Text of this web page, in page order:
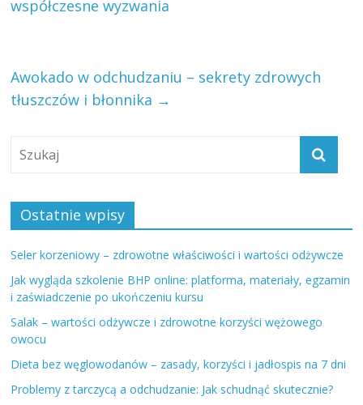
współczesne wyzwania
Awokado w odchudzaniu – sekrety zdrowych
tłuszczów i błonnika →
Ostatnie wpisy
Seler korzeniowy – zdrowotne właściwości i wartości odżywcze
Jak wygląda szkolenie BHP online: platforma, materiały, egzamin
i zaświadczenie po ukończeniu kursu
Salak – wartości odżywcze i zdrowotne korzyści wężowego
owocu
Dieta bez węglowodanów – zasady, korzyści i jadłospis na 7 dni
Problemy z tarczycą a odchudzanie: Jak schudnąć skutecznie?